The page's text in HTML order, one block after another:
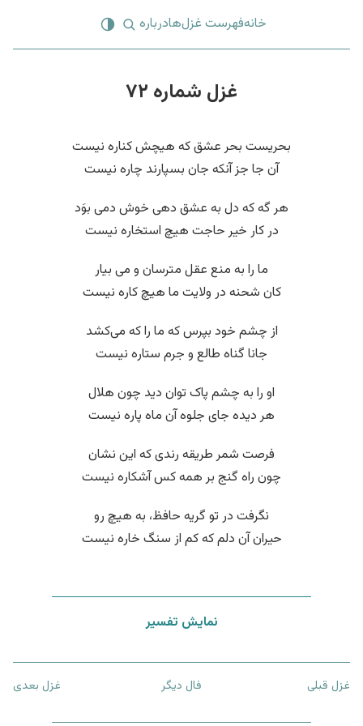
خانهفهرست غزل‌هادرباره
غزل شماره ۷۲
بحریست بحر عشق که هیچش کناره نیست
آن جا جز آنکه جان بسپارند چاره نیست
هر گه که دل به عشق دهی خوش دمی بوَد
در کار خیر حاجت هیچ استخاره نیست
ما را به منع عقل مترسان و می بیار
کان شحنه در ولایت ما هیچ کاره نیست
از چشم خود بپرس که ما را که می‌کشد
جانا گناه طالع و جرم ستاره نیست
او را به چشم پاک توان دید چون هلال
هر دیده جای جلوه آن ماه پاره نیست
فرصت شمر طریقه رندی که این نشان
چون راه گنج بر همه کس آشکاره نیست
نگرفت در تو گریه حافظ، به هیچ رو
حیران آن دلم که کم از سنگ خاره نیست
نمایش تفسیر
غزل قبلی فال دیگر غزل بعدی